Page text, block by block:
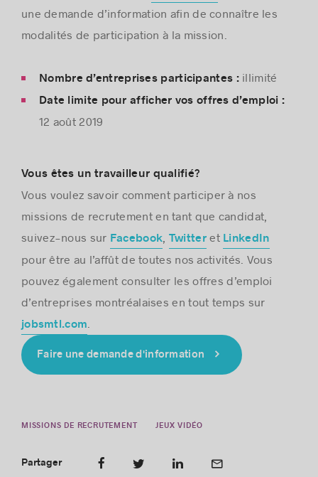
une demande d’information afin de connaître les
modalités de participation à la mission.
Nombre d’entreprises participantes : illimité
Date limite pour afficher vos offres d’emploi :
12 août 2019
Vous êtes un travailleur qualifié?
Vous voulez savoir comment participer à nos
missions de recrutement en tant que candidat,
suivez-nous sur Facebook Twitteret LinkedIn
pour être au l’affût de toutes nos activités. Vous
pouvez également consulter les offres d’emploi
d’entreprises montréalaises en tout temps sur
jobsmtl.com
Faire une demande d'information
MISSIONS DE RECRUTEMENT JEUX VIDÉO
Partager